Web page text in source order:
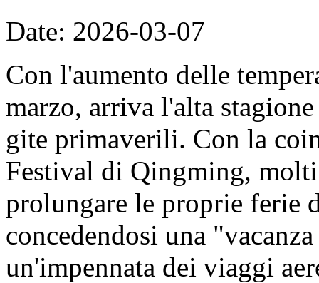
Date: 2026-03-07
Con l'aumento delle
marzo, arriva l'alta
gite primaverili. Con la
Festival di Qingming,
prolungare le proprie ferie
concedendosi una
un'impennata dei viaggi